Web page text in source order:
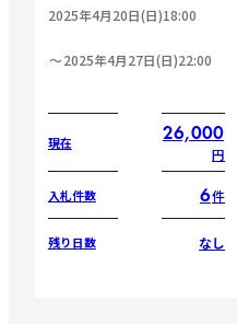
2025年4月20日(日)18:00
2025年4月27日(日)22:00
現在 26,000
円
入札件数 6件
残り日数 なし